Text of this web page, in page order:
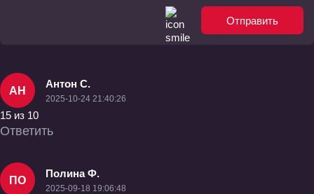
Отправить
АН
Антон С.
2025-10-24 21:40:26
15 из 10
Ответить
ПО
Полина Ф.
2025-09-18 19:06:48